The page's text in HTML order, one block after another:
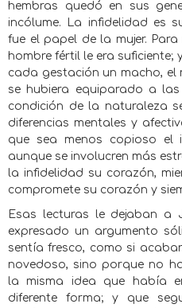
hembras quedó en sus
incólume. La infidelidad es
fue el papel de la mujer.
hombre fértil le era suficiente;
cada gestación un macho, el
se hubiera equiparado a
condición de la naturaleza
diferencias mentales y
que sea menos copioso el
aunque se involucren más
la infidelidad su corazón,
compromete su corazón y
Esas lecturas le dejaban a
expresado un argumento
sentía fresco, como si
novedoso, sino porque no
la misma idea que había
diferente forma; y que